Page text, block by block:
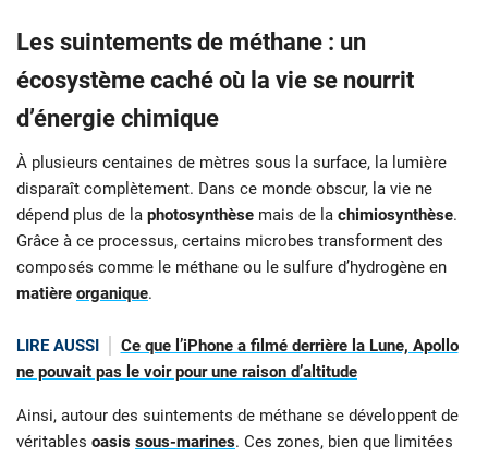
Les suintements de méthane : un
écosystème caché où la vie se nourrit
d’énergie chimique
À plusieurs centaines de mètres sous la surface, la lumière
disparaît complètement. Dans ce monde obscur, la vie ne
dépend plus de la photosynthèse mais de la chimiosynthèse.
Grâce à ce processus, certains microbes transforment des
composés comme le méthane ou le sulfure d’hydrogène en
matière organique.
LIRE AUSSI
Ce que l’iPhone a filmé derrière la Lune, Apollo
ne pouvait pas le voir pour une raison d’altitude
Ainsi, autour des suintements de méthane se développent de
véritables oasis sous-marines. Ces zones, bien que limitées